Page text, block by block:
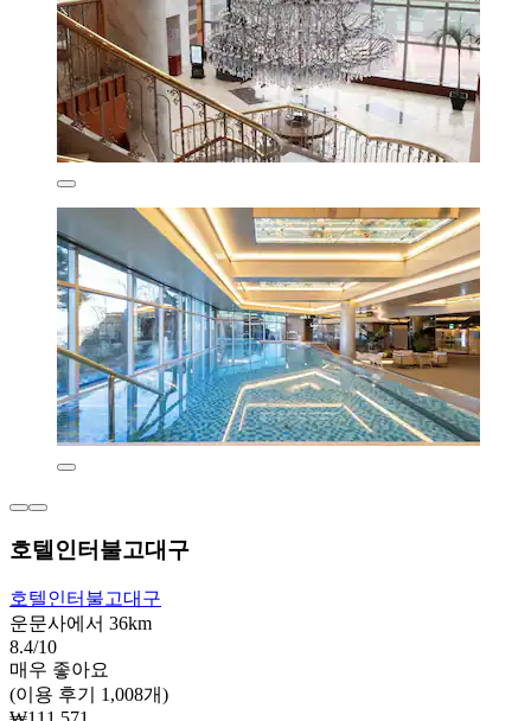
호텔인터불고대구
호텔인터불고대구
운문사에서 36km
8.4/10
매우 좋아요
(이용 후기 1,008개)